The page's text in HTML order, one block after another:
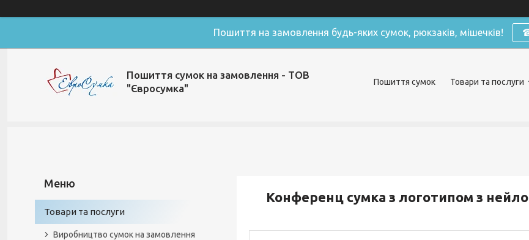
Пошиття на замовлення будь-яких сумок, рюкзаків, мішечків!
Пошиття сумок на замовлення - ТОВ
"Євросумка"
Пошиття сумок Товари та послуги
Конференц сумка з логотипом з
Товари та послуги
Виробництво сумок на замовлення